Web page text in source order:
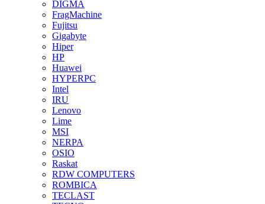
DIGMA
FragMachine
Fujitsu
Gigabyte
Hiper
HP
Huawei
HYPERPC
Intel
IRU
Lenovo
Lime
MSI
NERPA
OSIO
Raskat
RDW COMPUTERS
ROMBICA
TECLAST